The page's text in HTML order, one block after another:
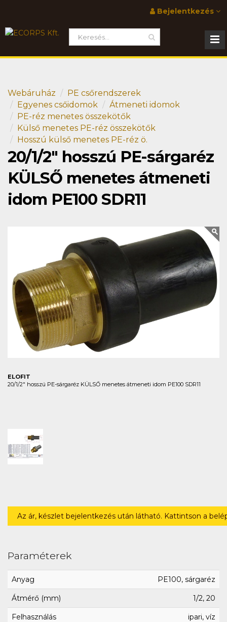
Bejelentkezés
Webáruház
PE csőrendszerek
Egyenes csőidomok
Átmeneti idomok
PE-réz menetes összekötők
Külső menetes PE-réz összekötők
Hosszú külső menetes PE-réz ö.
20/1/2" hosszú PE-sárgaréz
KÜLSŐ menetes átmeneti
idom PE100 SDR11
ELOFIT
20/1/2" hosszú PE-sárgaréz KÜLSŐ menetes átmeneti idom PE100 SDR11
Az ár, készlet bejelentkezés után látható. Kattintson a
Paraméterek
Anyag PE100, sárgaréz
Átmérő (mm) 1/2, 20
Felhasználás ipari, víz